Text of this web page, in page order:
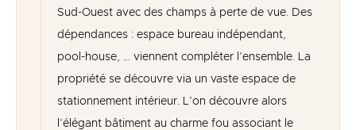
Sud-Ouest avec des champs à perte de vue. Des
dépendances : espace bureau indépendant,
pool-house, … viennent compléter l’ensemble. La
propriété se découvre via un vaste espace de
stationnement intérieur. L’on découvre alors
l’élégant bâtiment au charme fou associant le